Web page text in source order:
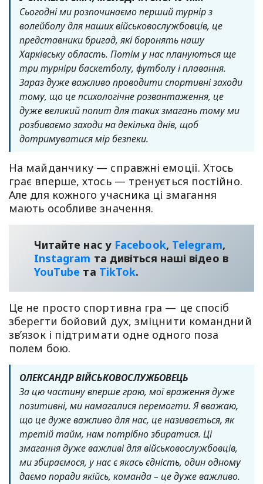
Сьогодні ми розпочинаємо перший турнір з
волейболу для наших військовослужбовців, це
представники бригад, які боронять нашу
Харківську область. Потім у нас плануються ще
три турніри баскетболу, футболу і плавання.
Зараз дуже важливо проводити спортивні заходи
тому, що це психологічне розвантаження, це
дуже великий попит для таких змагань тому ми
розбиваємо заходи на декілька днів, щоб
дотримуватися мір безпеки.
На майданчику — справжні емоції. Хтось
грає вперше, хтось — тренується постійно.
Але для кожного учасника ці змагання
мають особливе значення.
Читайте нас у Facebook, Telegram,
Instagram та дивіться наші відео в
YouТube та TikTok.
Це не просто спортивна гра — це спосіб
зберегти бойовий дух, зміцнити командний
зв’язок і підтримати одне одного поза
полем бою.
ОЛЕКСАНДР ВІЙСЬКОВОСЛУЖБОВЕЦЬ
За цю частину вперше граю, мої враження дуже
позитивні, ми намагалися перемогти. Я вважаю,
що це дуже важливо для нас, це називається, як
третій тайм, нам потрібно збиратися. Ці
змагання дуже важливі для військовослужбовців,
ми збираємося, у нас є якась єдність, один одному
даємо поради якійсь, команда – це дуже важливо.